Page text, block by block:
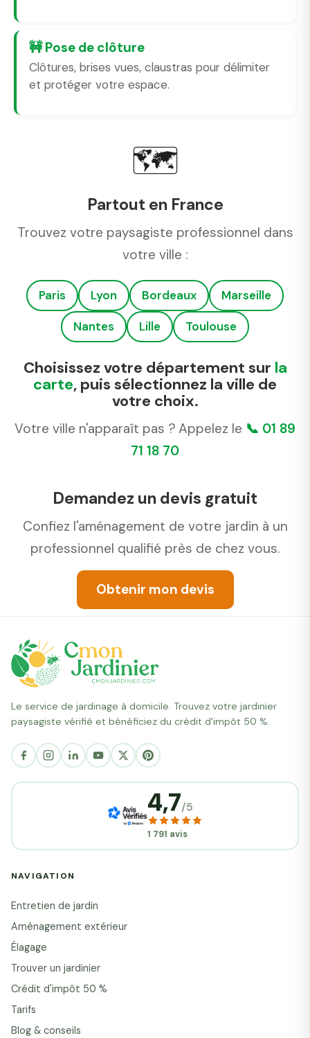
🚧 Pose de clôture
Clôtures, brises vues, claustras pour délimiter
et protéger votre espace.
🗺️
Partout en France
Trouvez votre paysagiste professionnel dans
votre ville :
Paris Lyon Bordeaux Marseille
Nantes Lille Toulouse
Choisissez votre département sur la
carte, puis sélectionnez la ville de
votre choix.
Votre ville n'apparaît pas ? Appelez le 📞 01 89
71 18 70
Demandez un devis gratuit
Confiez l'aménagement de votre jardin à un
professionnel qualifié près de chez vous.
Obtenir mon devis
Le service de jardinage à domicile. Trouvez votre jardinier
paysagiste vérifié et bénéficiez du crédit d'impôt 50 %.
4,7/5
1 791 avis
NAVIGATION
Entretien de jardin
Aménagement extérieur
Élagage
Trouver un jardinier
Crédit d'impôt 50 %
Tarifs
Blog & conseils